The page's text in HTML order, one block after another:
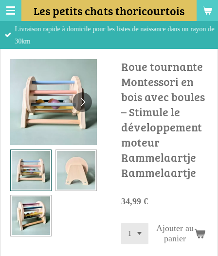
Passer
au
contenu
Les petits chats thoricourtois
Livraison rapide à domicile pour les listes de naissance dans un rayon de
30km
Roue tournante
Montessori en
bois avec boules
– Stimule le
développement
moteur
Rammelaartje
Rammelaartje
34,99 €
Ajouter au
panier